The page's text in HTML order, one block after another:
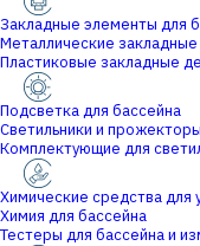
Закладные элементы для
Металлические
Пластиковые закладные
Подсветка для бассейна
Светильники и
Комплектующие для
Химические средства для
Химия для бассейна
Тестеры для бассейна и